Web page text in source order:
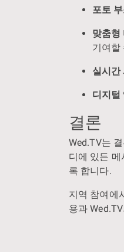
포토
맞춤형
기여할
실시간
디지털
결론
Wed.TV는
디에 있든
록 합니다.
지역 참여에
용과